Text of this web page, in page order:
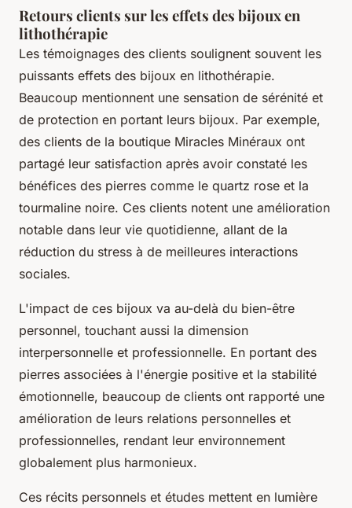
Retours clients sur les effets des bijoux en
lithothérapie
Les témoignages des clients soulignent souvent les
puissants effets des bijoux en lithothérapie.
Beaucoup mentionnent une sensation de sérénité et
de protection en portant leurs bijoux. Par exemple,
des clients de la boutique Miracles Minéraux ont
partagé leur satisfaction après avoir constaté les
bénéfices des pierres comme le quartz rose et la
tourmaline noire. Ces clients notent une amélioration
notable dans leur vie quotidienne, allant de la
réduction du stress à de meilleures interactions
sociales.
L'impact de ces bijoux va au-delà du bien-être
personnel, touchant aussi la dimension
interpersonnelle et professionnelle. En portant des
pierres associées à l'énergie positive et la stabilité
émotionnelle, beaucoup de clients ont rapporté une
amélioration de leurs relations personnelles et
professionnelles, rendant leur environnement
globalement plus harmonieux.
Ces récits personnels et études mettent en lumière